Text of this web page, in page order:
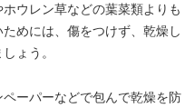
ウレン草などの葉菜類よりも
めには、傷をつけず、乾燥し
ょう。
ーパーなどで包んで乾燥を防